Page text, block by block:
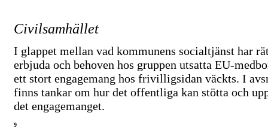
Civilsamhället
I glappet mellan vad kommunens socialtjänst har
erbjuda och behoven hos gruppen utsatta EU-
ett stort engagemang hos frivilligsidan väckts. I
finns tankar om hur det offentliga kan stötta och
det engagemanget.
9